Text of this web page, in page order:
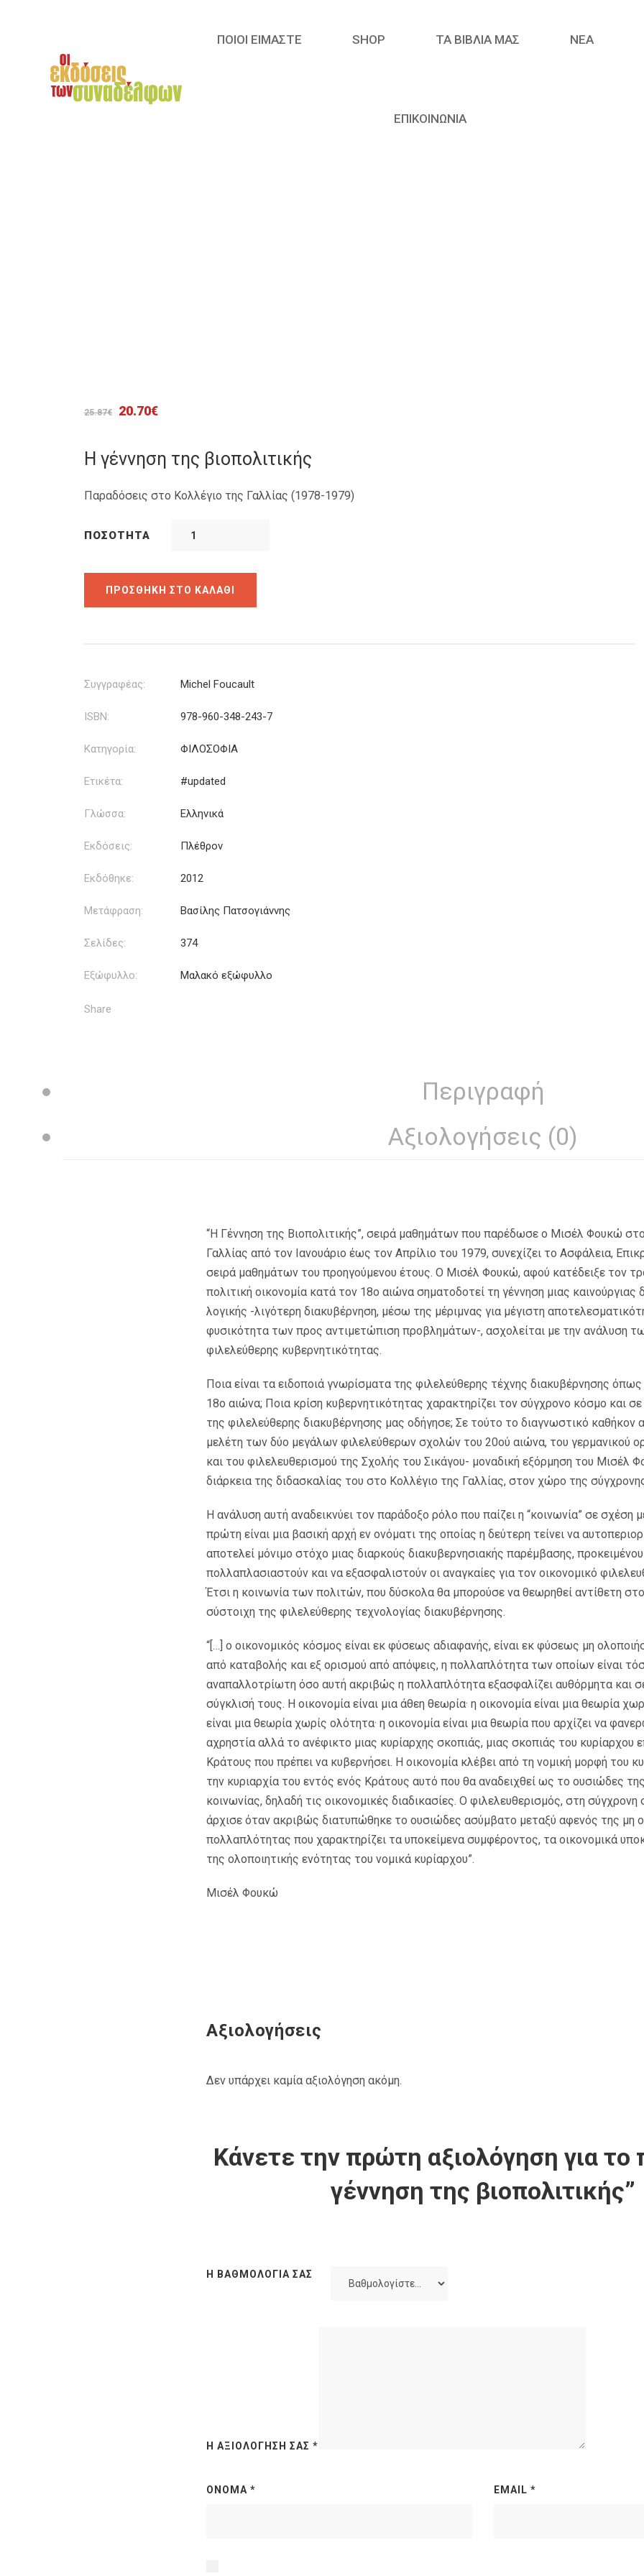
ΠΟΙΟΙ ΕΙΜΑΣΤΕ SHOP ΤΑ ΒΙΒΛΙΑ ΜΑΣ ΝΈΑ
ΕΠΙΚΟΙΝΩΝΙΑ
25.87€
Original
25.87€.
20.70€Η
είναι:
20.70€.
Η γέννηση της βιοπολιτικής
Παραδόσεις στο Κολλέγιο της Γαλλίας (1978-1979)
ΠΟΣΌΤΗΤΑ
ΠΡΟΣΘΉΚΗ ΣΤΟ ΚΑΛΆΘΙ
Συγγραφέας: Michel Foucault
ISBN: 978-960-348-243-7
Κατηγορία: ΦΙΛΟΣΟΦΙΑ
Ετικέτα: #updated
Γλώσσα: Ελληνικά
Εκδόσεις: Πλέθρον
Εκδόθηκε: 2012
Μετάφραση: Βασίλης Πατσογιάννης
Σελίδες: 374
Εξώφυλλο: Μαλακό εξώφυλλο
Share
Περιγραφή
Αξιολογήσεις (0)
“Η Γέννηση της Βιοπολιτικής”, σειρά μαθημάτων που παρέδωσε ο Μισέλ Φουκώ
Γαλλίας από τον Ιανουάριο έως τον Απρίλιο του 1979, συνεχίζει το Ασφάλεια,
σειρά μαθημάτων του προηγούμενου έτους. Ο Μισέλ Φουκώ, αφού κατέδειξε τον
πολιτική οικονομία κατά τον 18ο αιώνα σηματοδοτεί τη γέννηση μιας καινούργιας
λογικής -λιγότερη διακυβέρνηση, μέσω της μέριμνας για μέγιστη
φυσικότητα των προς αντιμετώπιση προβλημάτων-, ασχολείται με την ανάλυση
φιλελεύθερης κυβερνητικότητας.
Ποια είναι τα ειδοποιά γνωρίσματα της φιλελεύθερης τέχνης διακυβέρνησης
18ο αιώνα; Ποια κρίση κυβερνητικότητας χαρακτηρίζει τον σύγχρονο κόσμο και
της φιλελεύθερης διακυβέρνησης μας οδήγησε; Σε τούτο το διαγνωστικό καθήκον
μελέτη των δύο μεγάλων φιλελεύθερων σχολών του 20ού αιώνα, του γερμανικού
και του φιλελευθερισμού της Σχολής του Σικάγου- μοναδική εξόρμηση του Μισέλ
διάρκεια της διδασκαλίας του στο Κολλέγιο της Γαλλίας, στον χώρο της
Η ανάλυση αυτή αναδεικνύει τον παράδοξο ρόλο που παίζει η “κοινωνία” σε σχέση
πρώτη είναι μια βασική αρχή εν ονόματι της οποίας η δεύτερη τείνει να
αποτελεί μόνιμο στόχο μιας διαρκούς διακυβερνησιακής παρέμβασης,
πολλαπλασιαστούν και να εξασφαλιστούν οι αναγκαίες για τον οικονομικό
Έτσι η κοινωνία των πολιτών, που δύσκολα θα μπορούσε να θεωρηθεί αντίθετη
σύστοιχη της φιλελεύθερης τεχνολογίας διακυβέρνησης.
“[…] ο οικονομικός κόσμος είναι εκ φύσεως αδιαφανής, είναι εκ φύσεως μη
από καταβολής και εξ ορισμού από απόψεις, η πολλαπλότητα των οποίων είναι
αναπαλλοτρίωτη όσο αυτή ακριβώς η πολλαπλότητα εξασφαλίζει αυθόρμητα και
σύγκλισή τους. Η οικονομία είναι μια άθεη θεωρία· η οικονομία είναι μια θεωρία
είναι μια θεωρία χωρίς ολότητα· η οικονομία είναι μια θεωρία που αρχίζει να
αχρηστία αλλά το ανέφικτο μιας κυρίαρχης σκοπιάς, μιας σκοπιάς του κυρίαρχου
Κράτους που πρέπει να κυβερνήσει. Η οικονομία κλέβει από τη νομική μορφή του
την κυριαρχία του εντός ενός Κράτους αυτό που θα αναδειχθεί ως το ουσιώδες
κοινωνίας, δηλαδή τις οικονομικές διαδικασίες. Ο φιλελευθερισμός, στη
άρχισε όταν ακριβώς διατυπώθηκε το ουσιώδες ασύμβατο μεταξύ αφενός της μη
πολλαπλότητας που χαρακτηρίζει τα υποκείμενα συμφέροντος, τα οικονομικά
της ολοποιητικής ενότητας του νομικά κυρίαρχου”.
Μισέλ Φουκώ
Αξιολογήσεις
Δεν υπάρχει καμία αξιολόγηση ακόμη.
Κάνετε την πρώτη αξιολόγηση για το
γέννηση της βιοπολιτικής”
Η ΒΑΘΜΟΛΟΓΊΑ ΣΑΣ
Η ΑΞΙΟΛΌΓΗΣΉ ΣΑΣ *
ΌΝΟΜΑ * EMAIL *